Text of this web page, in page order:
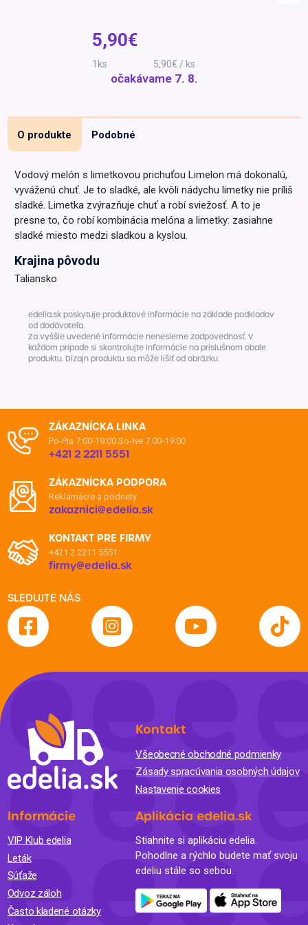
Darčekové
poukazy
Recepty
Drogéria a kozmetika
Domáci miláčikovia
5,90€
1ks 5,90€ / ks
očakávame 7. 8.
O produkte Podobné
Vodový melón s limetkovou prichuťou Limelon má dokonalú,
vyváženú chuť. Je to sladké, ale kvôli nádychu limetky nie príliš
sladké. Limetka zvýrazňuje chuť a robí sviežosť. A to je
presne to, čo robí kombinácia melóna a limetky: zasiahne
sladké miesto medzi sladkou a kyslou.
Krajina pôvodu
Taliansko
edelia.sk poskytuje produktové informácie na základe podkladov
od dodávateľa.
Za vyššie uvedené informácie nenesieme zodpovednosť. V
každom prípade si skontrolujte informácie na príslušnom obale
produktu. Dizajn produktu sa môže líšiť od obrázku.
ZÁKAZNÍCKA LINKA
Po-Pia 7:00-19:00 So-Ne 7:00-19:00
+421 2 2211 5551
ZÁKAZNÍCKA PODPORA
Reklamácie a podnety
zakaznici@edelia.sk
KONTAKT PRE FIRMY
+421 2 2211 5551
firmy@edelia.sk
SLEDUJTE NÁS
Kontakt
Všeobecné obchodné podmienky
Zásady spracúvania osobných údajov
Nastavenie cookies
Informácie
VIP Klub edelia
Leták
Súťaže
Odvoz záloh
Často kladené otázky
Aplikácia edelia.sk
Stiahnite si aplikáciu edelia.
Pohodlne a rýchlo budete mať svoju
edeliu stále so sebou.